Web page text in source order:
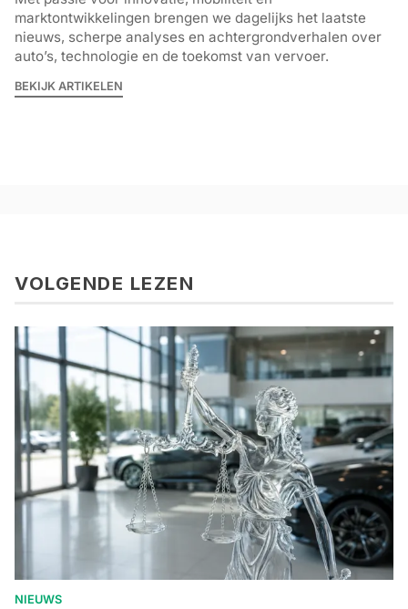
marktontwikkelingen brengen we dagelijks het laatste
nieuws, scherpe analyses en achtergrondverhalen over
auto’s, technologie en de toekomst van vervoer.
BEKIJK ARTIKELEN
VOLGENDE LEZEN
NIEUWS